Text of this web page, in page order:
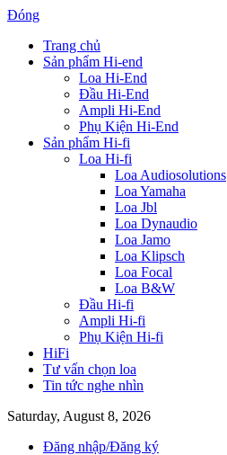
Đóng
Trang chủ
Sản phẩm Hi-end
Loa Hi-End
Đầu Hi-End
Ampli Hi-End
Phụ Kiện Hi-End
Sản phẩm Hi-fi
Loa Hi-fi
Loa Audiosolutions
Loa Yamaha
Loa Jbl
Loa Dynaudio
Loa Jamo
Loa Klipsch
Loa Focal
Loa B&W
Đầu Hi-fi
Ampli Hi-fi
Phụ Kiện Hi-fi
HiFi
Tư vấn chọn loa
Tin tức nghe nhìn
Saturday, August 8, 2026
Đăng nhập/Đăng ký